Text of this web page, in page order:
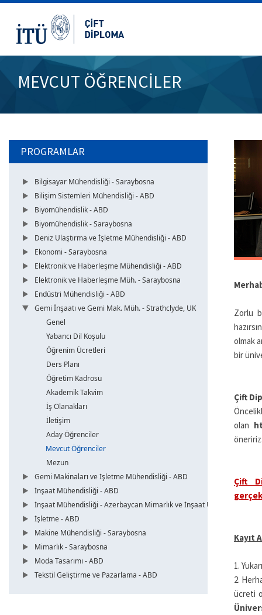
MEVCUT ÖĞRENCİLER
PROGRAMLAR
Bilgisayar Mühendisliği - Saraybosna
Bilişim Sistemleri Mühendisliği - ABD
Biyomühendislik - ABD
Biyomühendislik - Saraybosna
Deniz Ulaştırma ve İşletme Mühendisliği - ABD
Ekonomi - Saraybosna
Elektronik ve Haberleşme Mühendisliği - ABD
Elektronik ve Haberleşme Müh. - Saraybosna
Endüstri Mühendisliği - ABD
Gemi İnşaatı ve Gemi Mak. Müh. - Strathclyde, UK
Genel
Yabancı Dil Koşulu
Öğrenim Ücretleri
Ders Planı
Öğretim Kadrosu
Akademik Takvim
İş Olanakları
İletişim
Aday Öğrenciler
Mevcut Öğrenciler
Mezun
Gemi Makinaları ve İşletme Mühendisliği - ABD
İnşaat Mühendisliği - ABD
İnşaat Mühendisliği - Azerbaycan Mimarlık ve İnşaat Üni.
İşletme - ABD
Makine Mühendisliği - Saraybosna
Mimarlık - Saraybosna
Moda Tasarımı - ABD
Tekstil Geliştirme ve Pazarlama - ABD
Zorlu
olmak
bir
Çift
olan
Çift
Kayıt
1.
2.
ücreti